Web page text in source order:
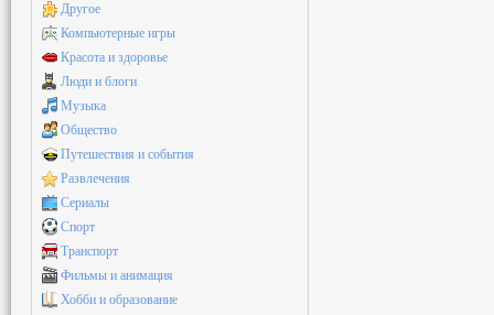
Другое
Компьютерные игры
Красота и здоровье
Люди и блоги
Музыка
Общество
Путешествия и события
Развлечения
Сериалы
Спорт
Транспорт
Фильмы и анимация
Хобби и образование